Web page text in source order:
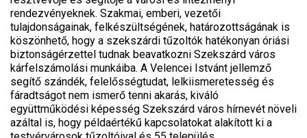
rendezvényeknek. Szakmai, emberi, vezetői
tulajdonságainak, felkészültségének, határozottságának is
köszönhető, hogy a szekszárdi tűzoltók hatékonyan óriási
biztonságérzettel tudnak beavatkozni Szekszárd város
kárfelszámolási munkáiba. A Velencei Istvánt jellemző
segítő szándék, felelősségtudat, lelkiismeretesség és
fáradtságot nem ismerő tenni akarás, kiváló
együttműködési képesség Szekszárd város hírnevét növeli
azáltal is, hogy példaértékű kapcsolatokat alakított ki a